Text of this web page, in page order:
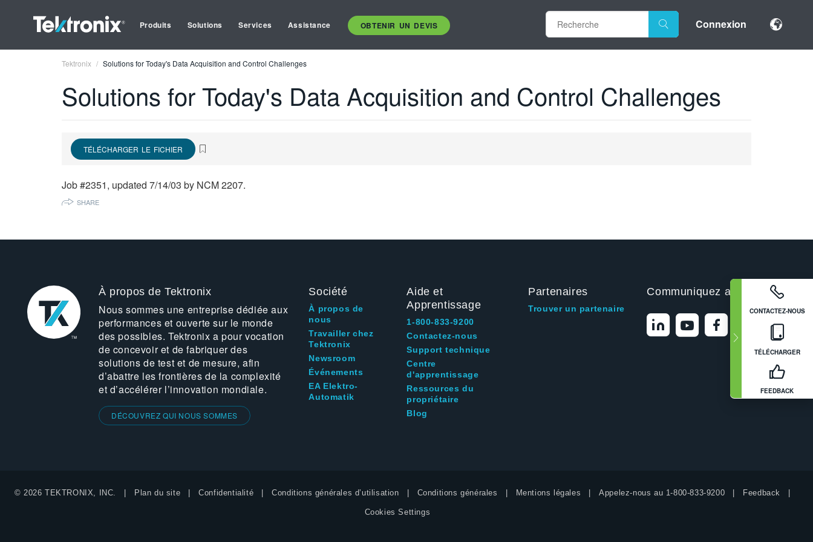
Produits Solutions Services Assistance OBTENIR UN DEVIS Connexion
CONTACTEZ-NOUS
TÉLÉCHARGER
FEEDBACK
Tektronix Solutions for Today's Data Acquisition and Control Challenges
Solutions for Today's Data Acquisition and Control Challenges
TÉLÉCHARGER LE FICHIER
Job #2351, updated 7/14/03 by NCM 2207.
SHARE
À propos de Tektronix
Nous sommes une entreprise dédiée aux
performances et ouverte sur le monde
des possibles. Tektronix a pour vocation
de concevoir et de fabriquer des
solutions de test et de mesure, afin
d’abattre les frontières de la complexité
et d’accélérer l’innovation mondiale.
DÉCOUVREZ QUI NOUS SOMMES
Société
À propos de
nous
Travailler chez
Tektronix
Newsroom
Événements
EA Elektro-
Automatik
Aide et
Apprentissage
1-800-833-9200
Contactez-nous
Support technique
Centre
d'apprentissage
Ressources du
propriétaire
Blog
Partenaires
Trouver un partenaire
Communiquez avec nous
© 2026 TEKTRONIX, INC. Plan du site Confidentialité Conditions générales d’utilisation Conditions générales Mentions légales Appelez-nous au 1-800-833-9200 Feedback
Cookies Settings